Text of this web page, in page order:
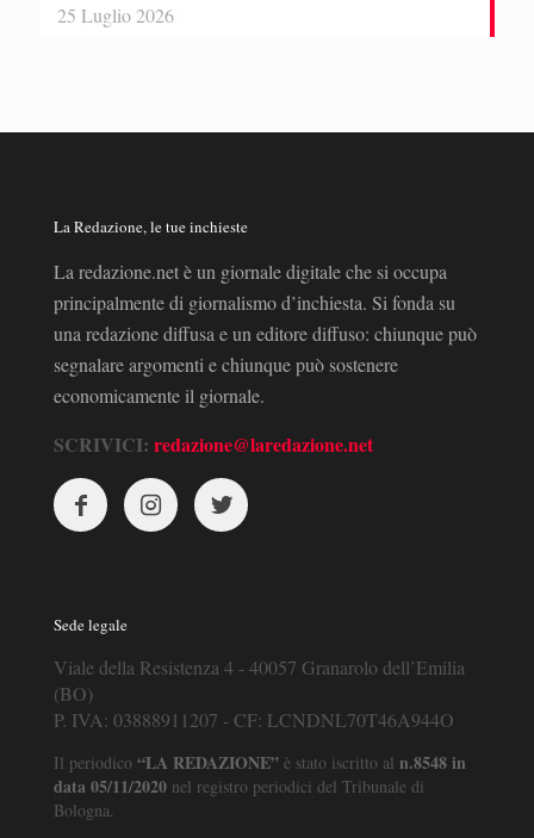
25 Luglio 2026
La Redazione, le tue inchieste
La redazione.net è un giornale digitale che si occupa
principalmente di giornalismo d’inchiesta. Si fonda su
una redazione diffusa e un editore diffuso: chiunque può
segnalare argomenti e chiunque può sostenere
economicamente il giornale.
SCRIVICI: redazione@laredazione.net
Sede legale
Viale della Resistenza 4 - 40057 Granarolo dell’Emilia
(BO)
P. IVA: 03888911207 - CF: LCNDNL70T46A944O
Il periodico “LA REDAZIONE” è stato iscritto al n.8548 in
data 05/11/2020 nel registro periodici del Tribunale di
Bologna.